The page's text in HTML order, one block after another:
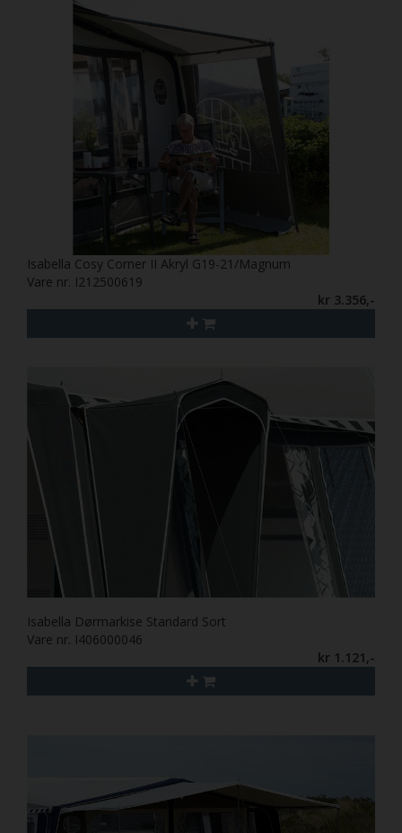
Isabella Cosy Corner II Akryl G19-21/Magnum
Vare nr. I212500619
kr 3.356,-
Isabella Dørmarkise Standard Sort
Vare nr. I406000046
kr 1.121,-